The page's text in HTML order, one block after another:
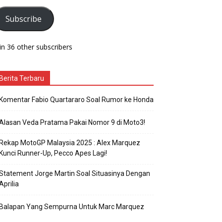
Subscribe
36 other subscribers
Terbaru
Fabio Quartararo Soal Rumor ke Honda
Veda Pratama Pakai Nomor 9 di Moto3!
MotoGP Malaysia 2025 : Alex Marquez
Runner-Up, Pecco Apes Lagi!
Jorge Martin Soal Situasinya Dengan
Yang Sempurna Untuk Marc Marquez